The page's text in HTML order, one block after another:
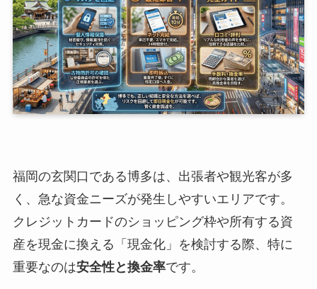
福岡の玄関口である博多は、出張者や観光客が多
く、急な資金ニーズが発生しやすいエリアです。
クレジットカードのショッピング枠や所有する資
産を現金に換える「現金化」を検討する際、特に
重要なのは安全性と換金率です。